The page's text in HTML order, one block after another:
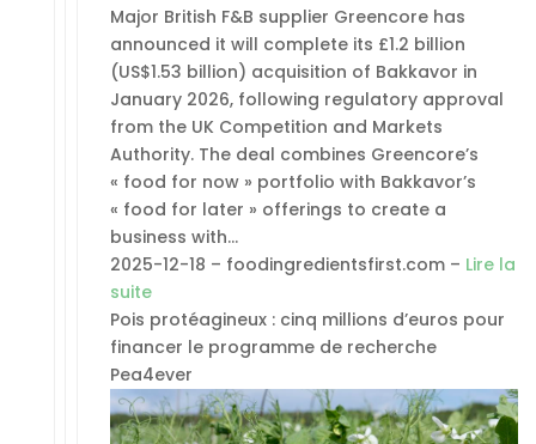
Major British F&B supplier Greencore has
announced it will complete its £1.2 billion
(US$1.53 billion) acquisition of Bakkavor in
January 2026, following regulatory approval
from the UK Competition and Markets
Authority. The deal combines Greencore’s
« food for now » portfolio with Bakkavor’s
« food for later » offerings to create a
business with…
2025-12-18 – foodingredientsfirst.com – Lire la
suite
Pois protéagineux : cinq millions d’euros pour
financer le programme de recherche
Pea4ever